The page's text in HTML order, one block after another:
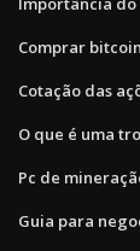
Comprar
Cotação das
O que é uma
Pc de
Guia para